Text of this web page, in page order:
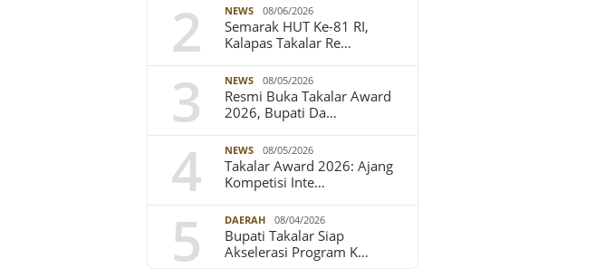
2 NEWS 08/06/2026
Semarak HUT Ke-81 RI,
Kalapas Takalar Re…
3 NEWS 08/05/2026
Resmi Buka Takalar Award
2026, Bupati Da…
4 NEWS 08/05/2026
Takalar Award 2026: Ajang
Kompetisi Inte…
5 DAERAH 08/04/2026
Bupati Takalar Siap
Akselerasi Program K…